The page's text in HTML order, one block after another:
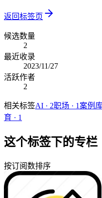
返回标签页
候选数量
2
最近收录
2023/11/27
活跃作者
2
相关标签AI · 2职场 · 1案例
育 · 1
这个标签下的专栏
按订阅数排序